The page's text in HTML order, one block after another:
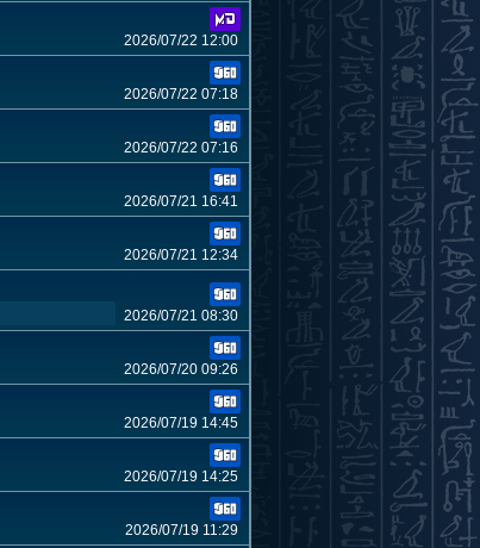
2026/07/22 12:00
2026/07/22 07:18
2026/07/22 07:16
2026/07/21 16:41
2026/07/21 12:34
2026/07/21 08:30
2026/07/20 09:26
2026/07/19 14:45
2026/07/19 14:25
2026/07/19 11:29